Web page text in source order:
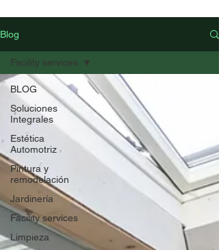
Blog
BLOG
Soluciones
Integrales
Estética
Automotriz
Pintura y
remodelación
Jardinería
Facility services
Limpieza
Facility services